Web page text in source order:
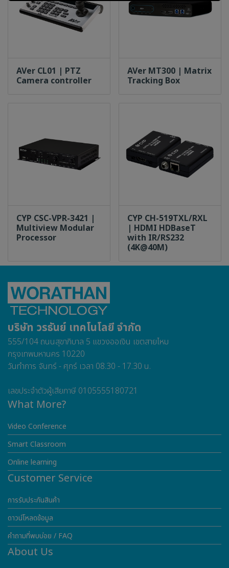
AVer CL01 | PTZ
Camera controller
AVer MT300 | Matrix
Tracking Box
CYP CSC-VPR-3421 |
Multiview Modular
Processor
CYP CH-519TXL/RXL
| HDMI HDBaseT
with IR/RS232
(4K@40M)
บริษัท วรธันย์ เทคโนโลยี จำกัด
555/104 ถนนสุขาภิบาล 5 แขวงออเงิน เขตสายไหม
กรุงเทพมหานคร 10220
วันทำการ จันทร์ - ศุกร์ เวลา 08.30 - 17.30 น.
เลขประจำตัวผู้เสียภาษี 0105555180721
What More?
Video Conference
Smart Classroom
Online learning
Customer Service
การรับประกันสินค้า
ดาวน์โหลดข้อมูล
คำถามที่พบบ่อย / FAQ
About Us
กรมหลวงราชสาริณีสิริพัชรมหาวัชรราชธิดา
บริษัท วรธันย์ เทคโนโลยี จำกัด